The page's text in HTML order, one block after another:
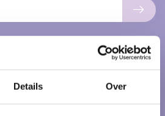
Details Over
of je bestelling? Neem
Daar vind je
vragen, onze bedrijfsgegevens
om contact met ons op te nemen.